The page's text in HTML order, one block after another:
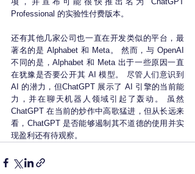
Professional 的实验性付费版本。
还有其他几家公司也一直在开发类似的平台，最
著名的是 Alphabet 和 Meta。 然而，与 OpenAI
不同的是，Alphabet 和 Meta 出于一些原因一直
在犹豫是否要公开其 AI 模型。 尽管人们意识到
AI 的潜力，但ChatGPT 展示了 AI 引擎的当前能
力，并在聊天机器人领域引起了轰动。 虽然
ChatGPT 在当前的炒作中高歌猛进，但从长远来
看，ChatGPT 是否能够遏制其不道德的使用并实
现盈利还有待观察。